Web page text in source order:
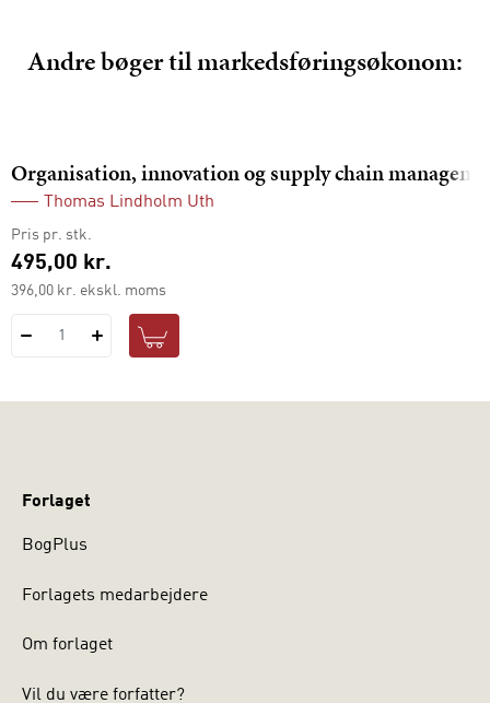
Andre bøger til markedsføringsøkonom:
Organisation, innovation og supply chain
Thomas Lindholm Uth
Pris pr. stk.
495,00 kr.
396,00 kr. ekskl. moms
1
Forlaget
BogPlus
Forlagets medarbejdere
Om forlaget
Vil du være forfatter?